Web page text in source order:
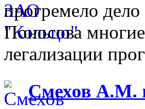
прогремело
Поносова
легализации
Смехов А.М.